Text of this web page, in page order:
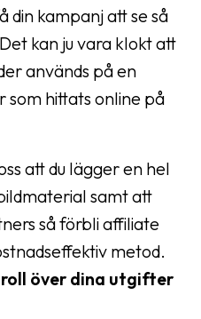
din kampanj att se så
kan ju vara klokt att
används på en
som hittats online på
att du lägger en hel
samt att
så förbli affiliate
metod.
över dina utgifter